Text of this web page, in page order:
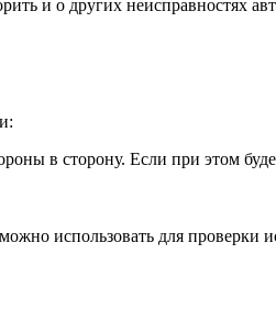
и о других неисправностях
в сторону. Если при этом
использовать для проверки